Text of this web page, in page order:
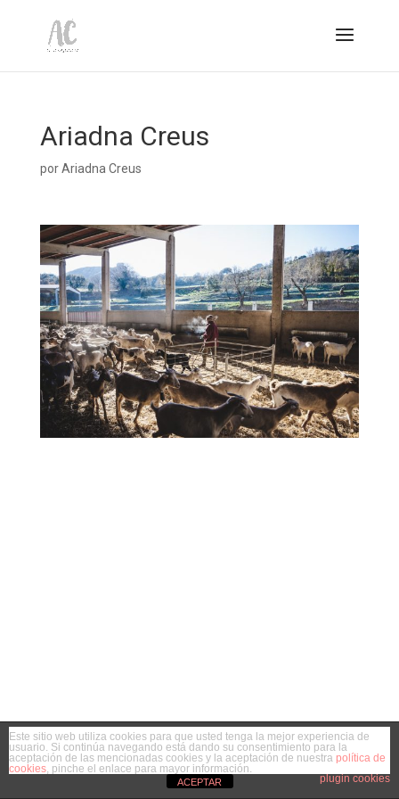
Ariadna Creus
porAriadna Creus
Este sitio web utiliza cookies para que usted tenga la mejor experiencia de
usuario. Si continúa navegando está dando su consentimiento para la
aceptación de las mencionadas cookies y la aceptación de nuestra política de
cookies, pinche el enlace para mayor información.
plugin cookies
ACEPTAR